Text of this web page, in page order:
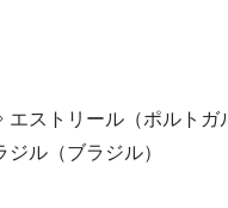
ストリール（ポルト
ル（ブラジル）